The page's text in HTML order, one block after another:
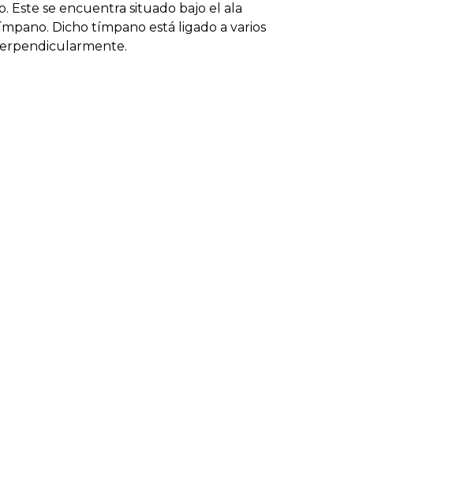
Este se encuentra situado bajo el ala
Dicho tímpano está ligado a varios